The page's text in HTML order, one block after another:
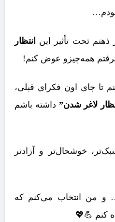
ذهنم تحت تأثیر این
انتظار
همه‌چیزو عوض کنم!
تا جای اون فکرای قبلی،
لاغر شدن” داشته باشم
خوشحال‌تر و آزادتر
و من انتخاب می‌کنم که
کنم 💪💖